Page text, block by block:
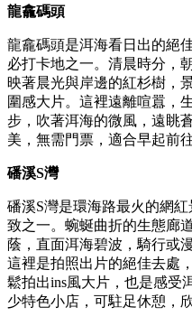
龍龕碼頭
龍龕碼頭是洱海看日出的絕
必打卡地之一。清晨時分，
映著晨光與岸邊的紅杉樹，
圍感大片。這裡遠離喧囂，
步，吹著洱海的微風，遠眺
美，無需門票，適合早起前
磻溪S灣
磻溪S灣是環海路最火的網
致之一。蜿蜒曲折的生態廊
蔭，直面洱海碧波，騎行或
這裡是拍照出片的絕佳去處
鬆拍出ins風大片，也是感受
少特色小店，可駐足休憩，